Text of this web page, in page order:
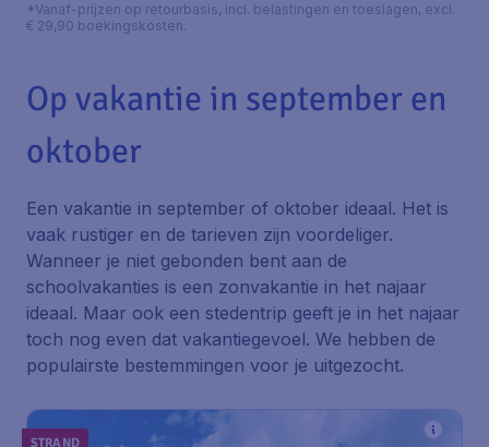
*Vanaf-prijzen op retourbasis, incl. belastingen en toeslagen, excl.
€ 29,90 boekingskosten.
Op vakantie in september en
oktober
Een vakantie in september of oktober ideaal. Het is
vaak rustiger en de tarieven zijn voordeliger.
Wanneer je niet gebonden bent aan de
schoolvakanties is een zonvakantie in het najaar
ideaal. Maar ook een stedentrip geeft je in het najaar
toch nog even dat vakantiegevoel. We hebben de
populairste bestemmingen voor je uitgezocht.
STRAND